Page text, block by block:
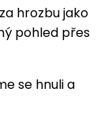
hrozbu jako
pohled přes
se hnuli a